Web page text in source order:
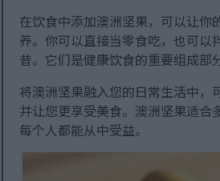
在饮食中添加澳洲坚果，可以让你
养。你可以直接当零食吃，也可以
昔。它们是健康饮食的重要组成部
将澳洲坚果融入您的日常生活中，
并让您更享受美食。澳洲坚果适合
每个人都能从中受益。